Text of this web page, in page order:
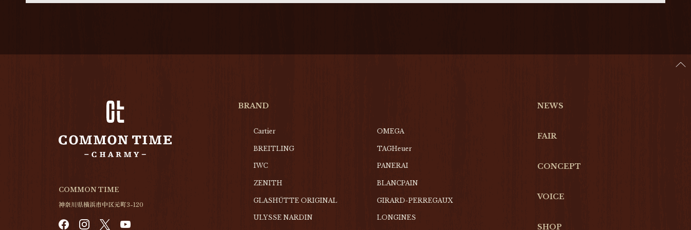
NEWS
FAIR
CONCEPT
BRAND
Cartier OMEGA
BREITLING TAGHeuer
IWC PANERAI
ZENITH BLANCPAIN
GLASHŰTTE ORIGINAL GIRARD-PERREGAUX
ULYSSE NARDIN LONGINES
VOICE
SHOP
COMMON TIME
神奈川県横浜市中区元町3-120